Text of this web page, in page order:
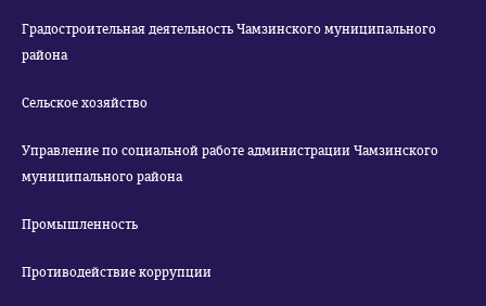
Градостроительная деятельность Чамзинского муниципального
района
Сельское хозяйство
Управление по социальной работе администрации Чамзинского
муниципального района
Промышленность
Противодействие коррупции